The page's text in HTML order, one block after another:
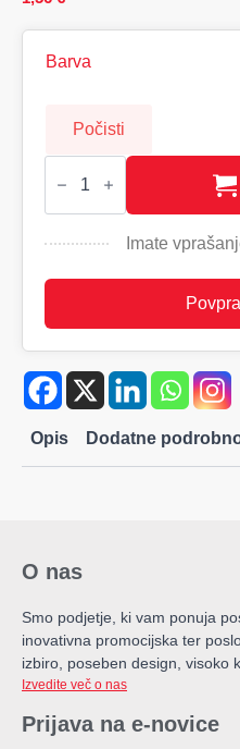
Barva
Počisti
ARCONOT,
Beležla
trde
količina
Imate
Opis Dodatne
O nas
Smo podjetje, ki vam ponuja
inovativna promocijska ter
izbiro, poseben design, visoko
Izvedite več o nas
Prijava na e-novice